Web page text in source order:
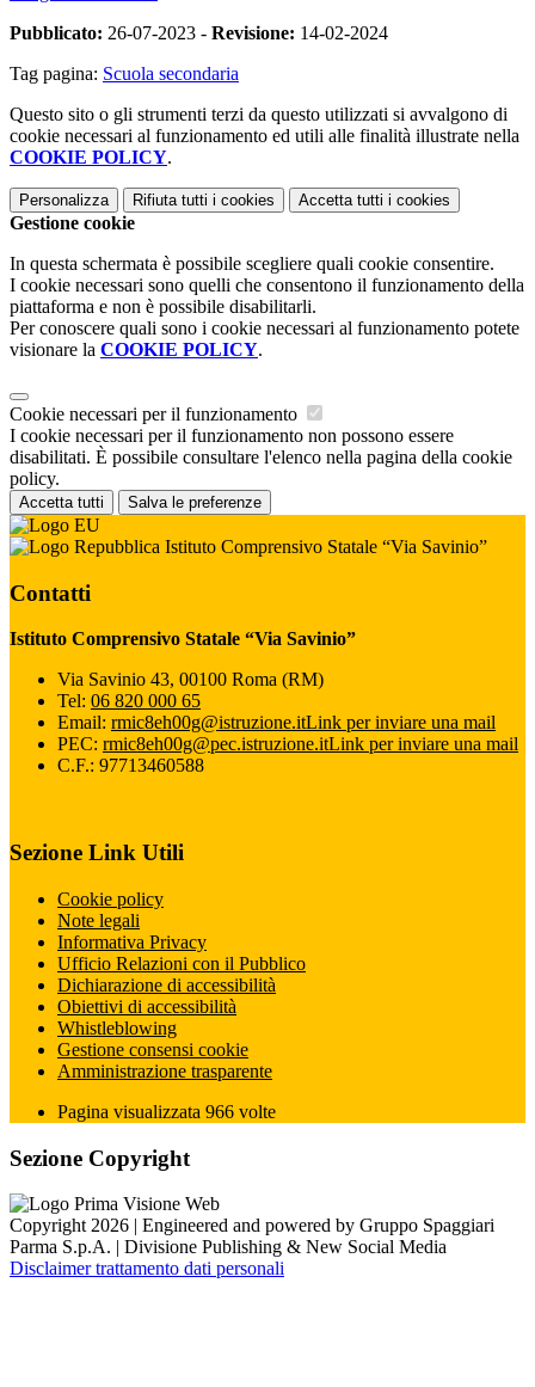
Pubblicato: 26-07-2023 - Revisione: 14-02-2024
Tag pagina: Scuola secondaria
Questo sito o gli strumenti terzi da questo utilizzati si avvalgono di
cookie necessari al funzionamento ed utili alle finalità illustrate nella
COOKIE POLICY.
Personalizza Rifiuta tutti i cookies Accetta tutti i cookies
Gestione cookie
In questa schermata è possibile scegliere quali cookie consentire.
I cookie necessari sono quelli che consentono il funzionamento della
piattaforma e non è possibile disabilitarli.
Per conoscere quali sono i cookie necessari al funzionamento potete
visionare la COOKIE POLICY.
Cookie necessari per il funzionamento
I cookie necessari per il funzionamento non possono essere
disabilitati. È possibile consultare l'elenco nella pagina della cookie
policy.
Accetta tutti Salva le preferenze
Istituto Comprensivo Statale “Via Savinio”
Contatti
Istituto Comprensivo Statale “Via Savinio”
Via Savinio 43, 00100 Roma (RM)
Tel: 06 820 000 65
Email: rmic8eh00g@istruzione.itLink per inviare una mail
PEC: rmic8eh00g@pec.istruzione.itLink per inviare una mail
C.F.: 97713460588
Sezione Link Utili
Cookie policy
Note legali
Informativa Privacy
Ufficio Relazioni con il Pubblico
Dichiarazione di accessibilità
Obiettivi di accessibilità
Whistleblowing
Gestione consensi cookie
Amministrazione trasparente
Pagina visualizzata 966 volte
Sezione Copyright
Copyright 2026 | Engineered and powered by Gruppo Spaggiari
Parma S.p.A. | Divisione Publishing & New Social Media
Disclaimer trattamento dati personali